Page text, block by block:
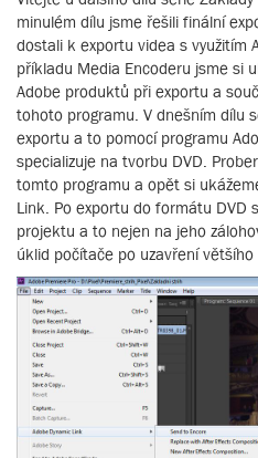
minulém dílu jsme řešili finální
dostali k exportu videa s využitím
příkladu Media Encoderu jsme si
Adobe produktů při exportu a
tohoto programu. V dnešním dílu
exportu a to pomocí programu
specializuje na tvorbu DVD.
tomto programu a opět si
Link. Po exportu do formátu DVD
projektu a to nejen na jeho
úklid počítače po uzavření většího